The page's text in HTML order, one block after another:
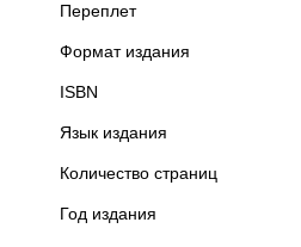
Переплет
Формат издания
ISBN
Язык издания
Количество страниц
Год издания